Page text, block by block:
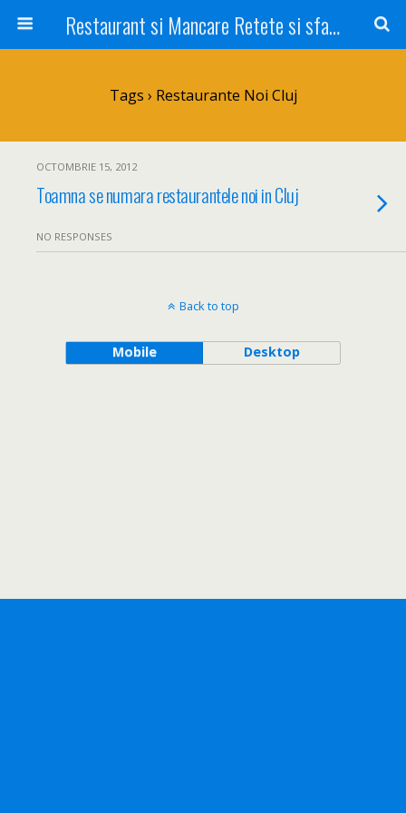
Restaurant si Mancare Retete si sfaturi Picant bun si rapid
Tags › Restaurante Noi Cluj
OCTOMBRIE 15, 2012
Toamna se numara restaurantele noi in Cluj
NO RESPONSES
Back to top
Mobile Desktop